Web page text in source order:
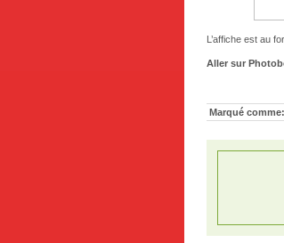
L’affiche est au
Aller sur
Marqué comme: